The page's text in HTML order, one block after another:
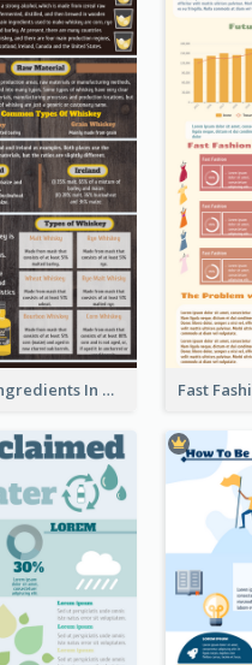
The Ingredients In Whiskey Infographic